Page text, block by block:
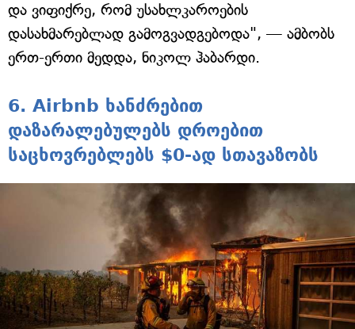
და ვიფიქრე, რომ უსახლკაროების
დასახმარებლად გამოგვადგებოდა", — ამბობს
ერთ-ერთი მედდა, ნიკოლ ჰაბარდი.
6. Airbnb ხანძრებით
დაზარალებულებს დროებით
საცხოვრებლებს $0-ად სთავაზობს